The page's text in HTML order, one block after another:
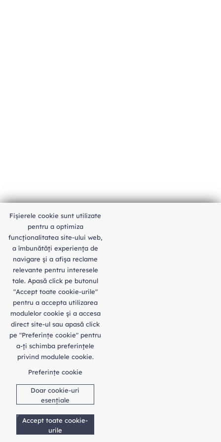
An unexpected error has occurred
Fișierele cookie sunt utilizate
pentru a optimiza
funcţionalitatea site-ului web,
a îmbunătăţi experienţa de
navigare şi a afişa reclame
relevante pentru interesele
tale. Apasă click pe butonul
"Accept toate cookie-urile"
pentru a accepta utilizarea
modulelor cookie şi a accesa
direct site-ul sau apasă click
pe "Preferințe cookie" pentru
a-ţi schimba preferinţele
privind modulele cookie.
Preferințe cookie
Doar cookie-uri
esențiale
Accept toate cookie-
urile